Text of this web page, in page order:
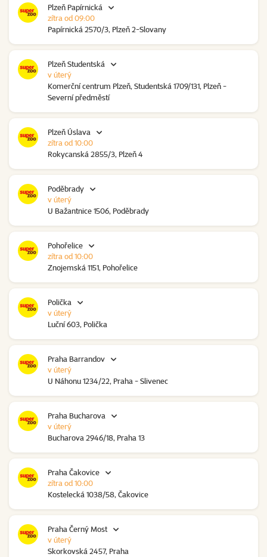
Plzeň Papírnická
Papírnická 2570/3, Plzeň 2-Slovany
zítra od 09:00
Plzeň Studentská
Komerční centrum Plzeň, Studentská 1709/131, Plzeň -
Severní předměstí
v úterý
Plzeň Úslava
Rokycanská 2855/3, Plzeň 4
zítra od 10:00
Poděbrady
U Bažantnice 1506, Poděbrady
v úterý
Pohořelice
Znojemská 1151, Pohořelice
zítra od 10:00
Polička
Luční 603, Polička
v úterý
Praha Barrandov
U Náhonu 1234/22, Praha - Slivenec
v úterý
Praha Bucharova
Bucharova 2946/18, Praha 13
v úterý
Praha Čakovice
Kostelecká 1038/58, Čakovice
zítra od 10:00
Praha Černý Most
Skorkovská 2457, Praha
v úterý